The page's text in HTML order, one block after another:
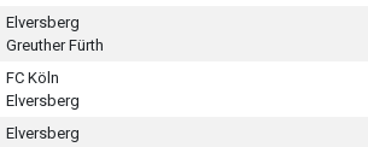
Elversberg
Greuther Fürth
FC Köln
Elversberg
Elversberg